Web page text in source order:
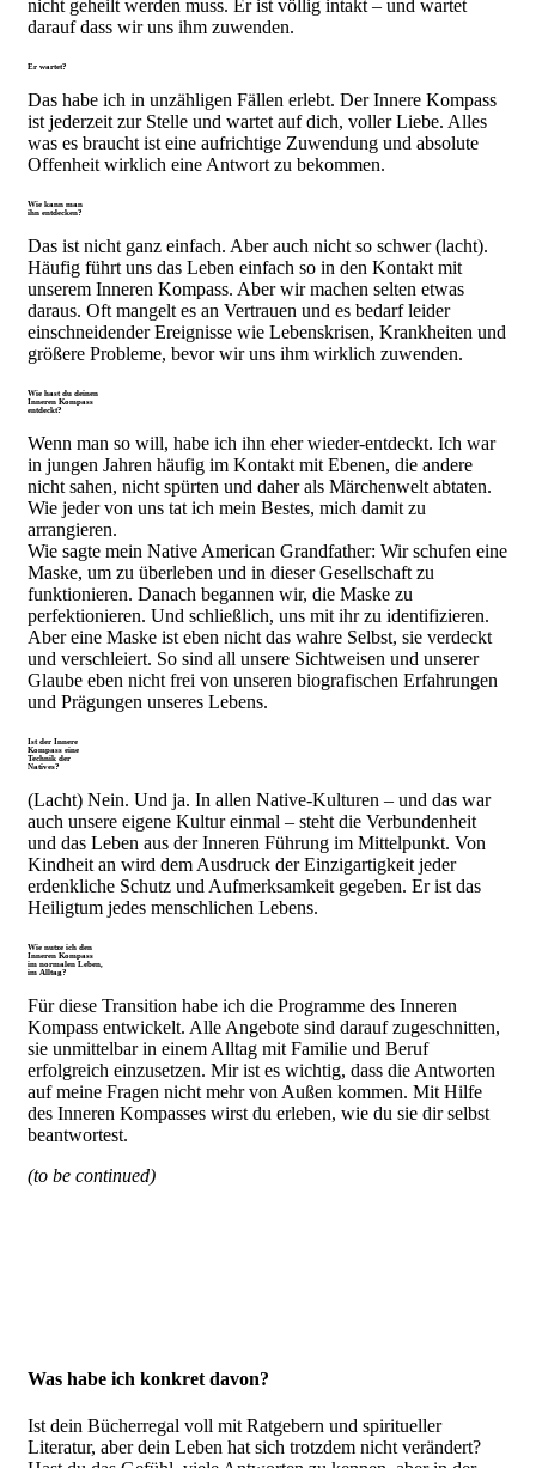
nicht geheilt werden muss. Er ist völlig intakt – und wartet
darauf dass wir uns ihm zuwenden.
Er wartet?
Das habe ich in unzähligen Fällen erlebt. Der Innere Kompass
ist jederzeit zur Stelle und wartet auf dich, voller Liebe. Alles
was es braucht ist eine aufrichtige Zuwendung und absolute
Offenheit wirklich eine Antwort zu bekommen.
Wie kann man
ihn entdecken?
Das ist nicht ganz einfach. Aber auch nicht so schwer (lacht).
Häufig führt uns das Leben einfach so in den Kontakt mit
unserem Inneren Kompass. Aber wir machen selten etwas
daraus. Oft mangelt es an Vertrauen und es bedarf leider
einschneidender Ereignisse wie Lebenskrisen, Krankheiten und
größere Probleme, bevor wir uns ihm wirklich zuwenden.
Wie hast du deinen
Inneren Kompass
entdeckt?
Wenn man so will, habe ich ihn eher wieder-entdeckt. Ich war
in jungen Jahren häufig im Kontakt mit Ebenen, die andere
nicht sahen, nicht spürten und daher als Märchenwelt abtaten.
Wie jeder von uns tat ich mein Bestes, mich damit zu
arrangieren.
Wie sagte mein Native American Grandfather: Wir schufen eine
Maske, um zu überleben und in dieser Gesellschaft zu
funktionieren. Danach begannen wir, die Maske zu
perfektionieren. Und schließlich, uns mit ihr zu identifizieren.
Aber eine Maske ist eben nicht das wahre Selbst, sie verdeckt
und verschleiert. So sind all unsere Sichtweisen und unserer
Glaube eben nicht frei von unseren biografischen Erfahrungen
und Prägungen unseres Lebens.
Ist der Innere
Kompass eine
Technik der
Natives?
(Lacht) Nein. Und ja. In allen Native-Kulturen – und das war
auch unsere eigene Kultur einmal – steht die Verbundenheit
und das Leben aus der Inneren Führung im Mittelpunkt. Von
Kindheit an wird dem Ausdruck der Einzigartigkeit jeder
erdenkliche Schutz und Aufmerksamkeit gegeben. Er ist das
Heiligtum jedes menschlichen Lebens.
Wie nutze ich den
Inneren Kompass
im normalen Leben,
im Alltag?
Für diese Transition habe ich die Programme des Inneren
Kompass entwickelt. Alle Angebote sind darauf zugeschnitten,
sie unmittelbar in einem Alltag mit Familie und Beruf
erfolgreich einzusetzen. Mir ist es wichtig, dass die Antworten
auf meine Fragen nicht mehr von Außen kommen. Mit Hilfe
des Inneren Kompasses wirst du erleben, wie du sie dir selbst
beantwortest.
(to be continued)
Was habe ich konkret davon?
Ist dein Bücherregal voll mit Ratgebern und spiritueller
Literatur, aber dein Leben hat sich trotzdem nicht verändert?